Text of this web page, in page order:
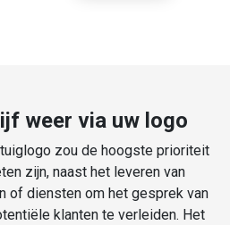
weer via uw logo
zou de hoogste prioriteit
zijn, naast het leveren van
of diensten om het gesprek van
klanten te verleiden. Het